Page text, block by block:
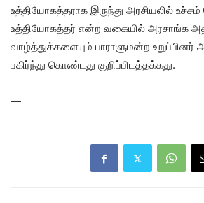
உத்தியோகத்தராக இருந்து அரசியலில்
உத்தியோகத்தர் என்ற வகையில் அரசாங்க
வாழ்த்துக்களையும் பாராளுமன்ற உறுப்பினர்
பகிர்ந்து கொண்டது குறிப்பிடத்தக்கது.
—